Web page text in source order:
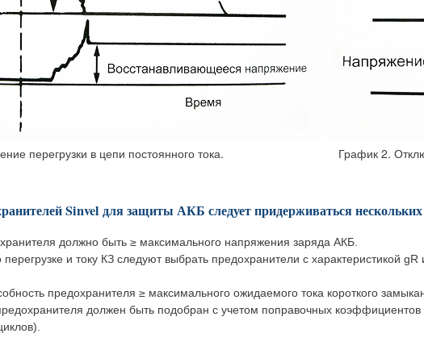
перегрузки в цепи постоянного тока. График 2.
Sinvel для защиты АКБ следует придерживаться
должно быть ≥ максимального напряжения заряда АКБ.
и току КЗ следуют выбрать предохранители с характеристикой
предохранителя ≥ максимального ожидаемого тока короткого
должен быть подобран с учетом поправочных